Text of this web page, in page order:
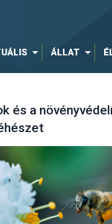
ÁLLAT
és a